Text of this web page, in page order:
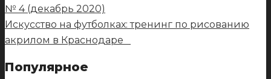
№ 4 (декабрь 2020)
Искусство на футболках: тренинг по рисованию
акрилом в Краснодаре
Популярное